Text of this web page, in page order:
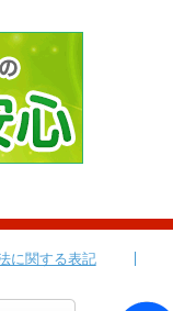
に関する表記